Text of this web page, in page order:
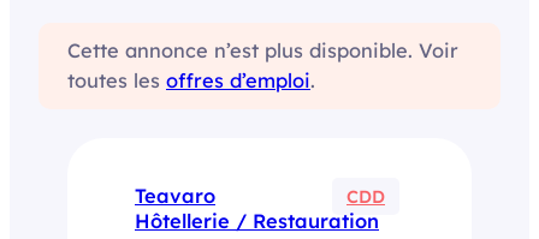
Cette annonce n’est plus disponible. Voir
toutes les offres d’emploi.
Teavaro CDD
Hôtellerie / Restauration